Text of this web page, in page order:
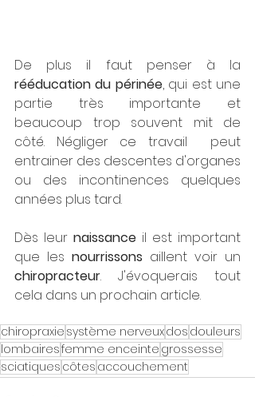
De plus il faut penser à la
rééducation du périnée, qui est une
partie très importante et
beaucoup trop souvent mit de
côté. Négliger ce travail  peut
entrainer des descentes d'organes
ou des incontinences quelques
années plus tard.
Dès leur naissance il est important
que les nourrissons
chiropracteur. J'évoquerais tout
cela dans un prochain article.
chiropraxie système nerveuxdos douleurs
lombairesfemme enceinte grossesse
sciatiques côtes accouchement